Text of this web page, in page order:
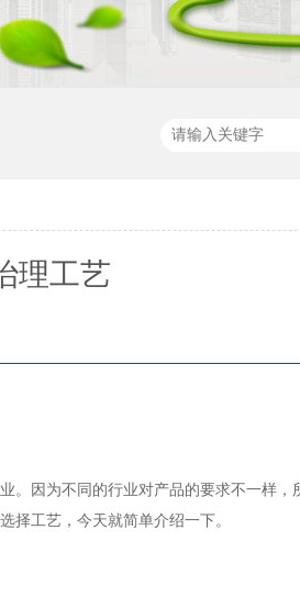
理工艺
。因为不同的行业对产品的要求不一样，
择工艺，今天就简单介绍一下。